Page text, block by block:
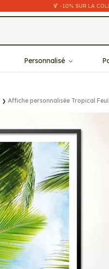
🍹 -10% SUR LA
Personnalisé
Affiche personnalisée Tropical